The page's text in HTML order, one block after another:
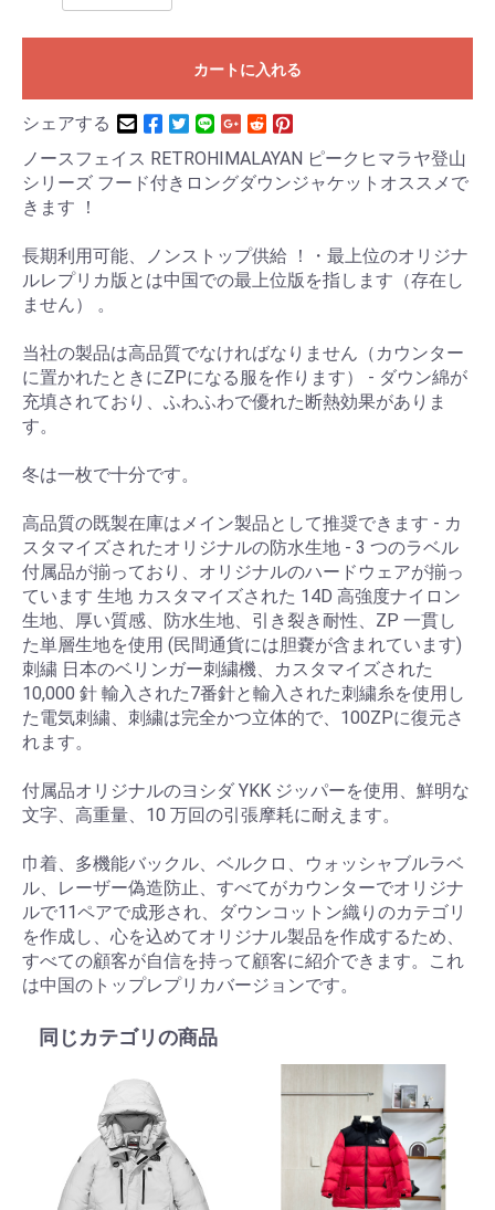
カートに入れる
シェアする
ノースフェイス RETROHIMALAYAN ピークヒマラヤ登山
シリーズ フード付きロングダウンジャケットオススメで
きます ！
長期利用可能、ノンストップ供給 ！・最上位のオリジナ
ルレプリカ版とは中国での最上位版を指します（存在し
ません） 。
当社の製品は高品質でなければなりません（カウンター
に置かれたときにZPになる服を作ります） - ダウン綿が
充填されており、ふわふわで優れた断熱効果がありま
す。
冬は一枚で十分です。
高品質の既製在庫はメイン製品として推奨できます - カ
スタマイズされたオリジナルの防水生地 - 3 つのラベル
付属品が揃っており、オリジナルのハードウェアが揃っ
ています 生地 カスタマイズされた 14D 高強度ナイロン
生地、厚い質感、防水生地、引き裂き耐性、ZP 一貫し
た単層生地を使用 (民間通貨には胆嚢が含まれています)
刺繍 日本のベリンガー刺繍機、カスタマイズされた
10,000 針 輸入された7番針と輸入された刺繍糸を使用し
た電気刺繍、刺繍は完全かつ立体的で、100ZPに復元さ
れます。
付属品オリジナルのヨシダ YKK ジッパーを使用、鮮明な
文字、高重量、10 万回の引張摩耗に耐えます。
巾着、多機能バックル、ベルクロ、ウォッシャブルラベ
ル、レーザー偽造防止、すべてがカウンターでオリジナ
ルで11ペアで成形され、ダウンコットン織りのカテゴリ
を作成し、心を込めてオリジナル製品を作成するため、
すべての顧客が自信を持って顧客に紹介できます。これ
は中国のトップレプリカバージョンです。
同じカテゴリの商品